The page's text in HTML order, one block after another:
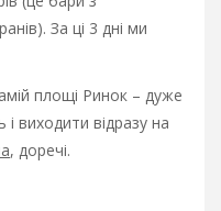
За ці 3 дні ми
площі Ринок – дуже
виходити відразу на
, доречі.